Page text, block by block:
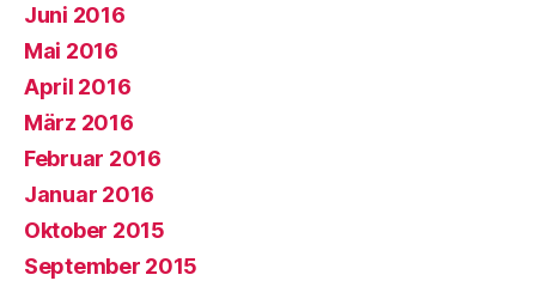
Juni 2016
Mai 2016
April 2016
März 2016
Februar 2016
Januar 2016
Oktober 2015
September 2015